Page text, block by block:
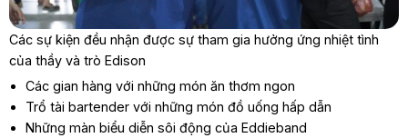
Các sự kiện đều nhận được sự tham gia hưởng ứng nhiệt tình
của thầy và trò Edison
Các gian hàng với những món ăn thơm ngon
Trổ tài bartender với những món đồ uống hấp dẫn
Những màn biểu diễn sôi động của Eddieband